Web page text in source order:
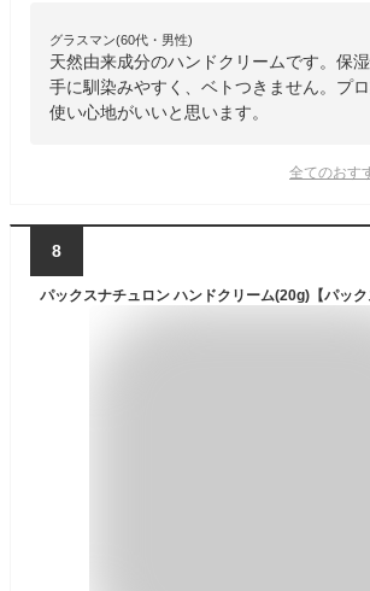
グラスマン(60代・男性)
天然由来成分のハンドクリームです。保湿
手に馴染みやすく、ベトつきません。プロ
使い心地がいいと思います。
全てのおす
8